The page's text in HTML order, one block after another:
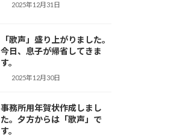
2025年12月31日
「歌声」盛り上がりました。
今日、息子が帰省してきま
す。
2025年12月30日
事務所用年賀状作成しまし
た。夕方からは「歌声」で
す。